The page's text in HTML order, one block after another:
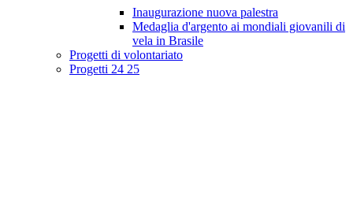
Inaugurazione nuova palestra
Medaglia d'argento ai mondiali giovanili di
vela in Brasile
Progetti di volontariato
Progetti 24 25